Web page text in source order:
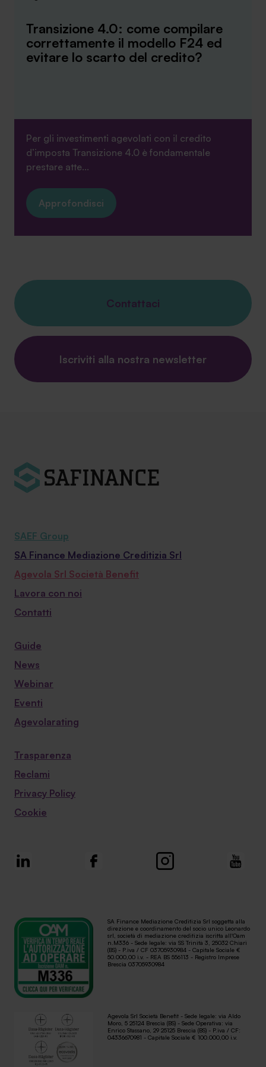
Transizione 4.0: come compilare
correttamente il modello F24 ed
evitare lo scarto del credito?
Per gli investimenti agevolati con il credito
d’imposta Transizione 4.0 è fondamentale
prestare atte...
Approfondisci
Contattaci
Iscriviti alla nostra newsletter
SAEF Group
SA Finance Mediazione Creditizia Srl
Agevola Srl Società Benefit
Lavora con noi
Contatti
Guide
News
Webinar
Eventi
Agevolarating
Trasparenza
Reclami
Privacy Policy
Cookie
SA Finance Mediazione Creditizia Srl soggetta alla
direzione e coordinamento del socio unico Leonardo
srl, società di mediazione creditizia iscritta all'Oam
n.M336 - Sede legale: via SS Trinità 3, 25032 Chiari
(BS) - P.iva / CF 03705930984 - Capitale Sociale €
50.000,00 i.v. - REA BS 556113 - Registro Imprese
Brescia 03705930984
Agevola Srl Società Benefit - Sede legale: via Aldo
Moro, 5 25124 Brescia (BS) - Sede Operativa: via
Enrico Stassano, 29 25125 Brescia (BS) - P.iva / CF:
04336670981 - Capitale Sociale € 100.000,00 i.v.